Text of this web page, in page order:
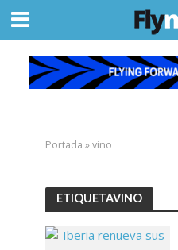
Portada »vino
ETIQUETAVINO